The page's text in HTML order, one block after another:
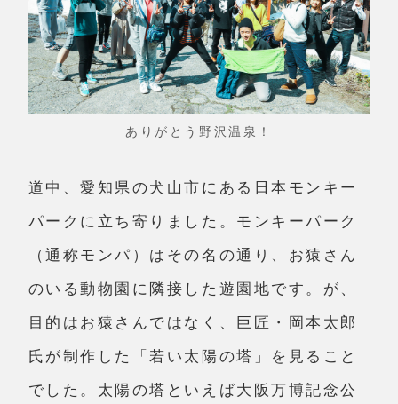
ありがとう野沢温泉！
道中、愛知県の犬山市にある日本モンキー
パークに立ち寄りました。モンキーパーク
（通称モンパ）はその名の通り、お猿さん
のいる動物園に隣接した遊園地です。が、
目的はお猿さんではなく、巨匠・岡本太郎
氏が制作した「若い太陽の塔」を見ること
でした。太陽の塔といえば大阪万博記念公